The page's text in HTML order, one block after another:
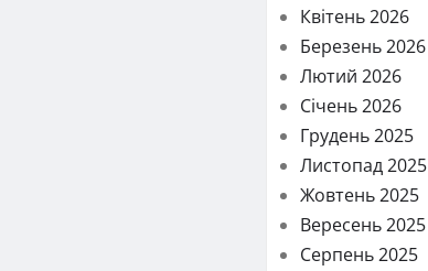
Квітень 2026
Березень 2026
Лютий 2026
Січень 2026
Грудень 2025
Листопад 2025
Жовтень 2025
Вересень 2025
Серпень 2025